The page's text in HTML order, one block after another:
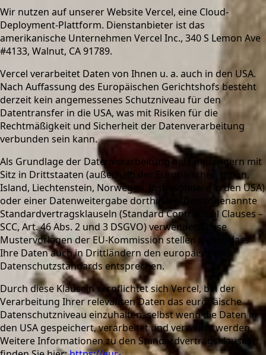
Wir nutzen auf unserer Website Vercel, eine Cloud-
Deployment-Plattform. Dienstanbieter ist das
amerikanische Unternehmen Vercel Inc., 340 S Lemon Ave
#4133, Walnut, CA 91789.
Vercel verarbeitet Daten von Ihnen u. a. auch in den USA.
Nach Auffassung des Europäischen Gerichtshofs besteht
derzeit kein angemessenes Schutzniveau für den
Datentransfer in die USA, was mit Risiken für die
Rechtmäßigkeit und Sicherheit der Datenverarbeitung
verbunden sein kann.
Als Grundlage der Datenverarbeitung bei Empfängern mit
Sitz in Drittstaaten (außerhalb der Europäischen Union,
Island, Liechtenstein, Norwegen, insbesondere in den USA)
oder einer Datenweitergabe dorthin werden sogenannte
Standardvertragsklauseln (Standard Contractual Clauses –
SCC, Art. 46 Abs. 2 und 3 DSGVO) verwendet. Diese
Mustervorlagen der EU-Kommission stellen sicher, dass
Ihre Daten auch in Drittländern den europäischen
Datenschutzstandards entsprechen.
Durch diese Klauseln verpflichtet sich Vercel, bei der
Verarbeitung Ihrer relevanten Daten das europäische
Datenschutzniveau einzuhalten, selbst wenn die Daten in
den USA gespeichert, verarbeitet und verwaltet werden.
Weitere Informationen zu den Standardvertragsklauseln